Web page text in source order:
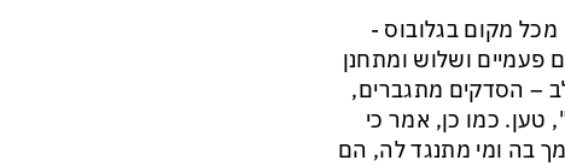
מכל מקום בגלובוס -
פעמיים ושלוש ומתחנן
– הסדקים מתגברים,
טען. כמו כן, אמר כי
בה ומי מתנגד לה, הם